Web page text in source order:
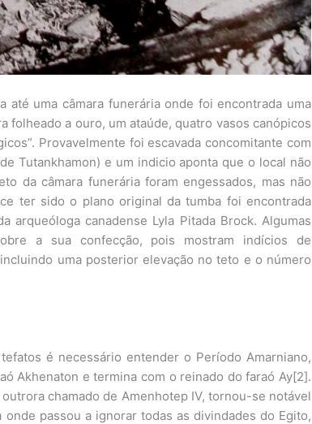
uma câmara funerária onde foi encontrada uma
a ouro, um ataúde, quatro vasos canópicos
Provavelmente foi escavada concomitante com
Tutankhamon) e um indicio aponta que o local não
da câmara funerária foram engessados, mas não
ter sido o plano original da tumba foi encontrada
arqueóloga canadense Lyla Pitada Brock. Algumas
a sua confecção, pois mostram indícios de
uma posterior elevação no teto e o número
é necessário entender o Período Amarniano,
Akhenaton e termina com o reinado do faraó Ay[2].
chamado de Amenhotep IV, tornou-se notável
passou a ignorar todas as divindades do Egito,